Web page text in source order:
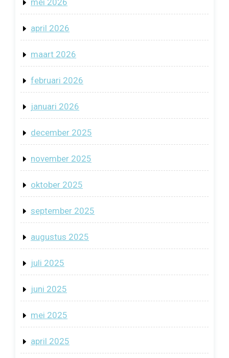
mei 2026
april 2026
maart 2026
februari 2026
januari 2026
december 2025
november 2025
oktober 2025
september 2025
augustus 2025
juli 2025
juni 2025
mei 2025
april 2025